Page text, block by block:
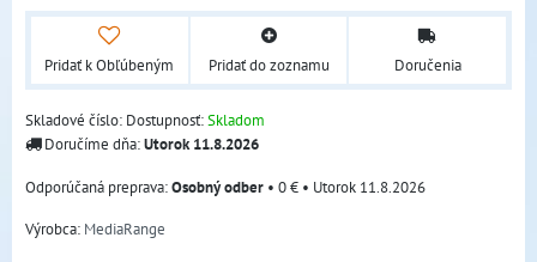
Pridať k Obľúbeným Pridať do zoznamu Doručenia
Skladové číslo: Dostupnosť:Skladom
Doručíme dňa:Utorok11.8.2026
Osobný odber • 0 € • Utorok 11.8.2026
Výrobca: MediaRange